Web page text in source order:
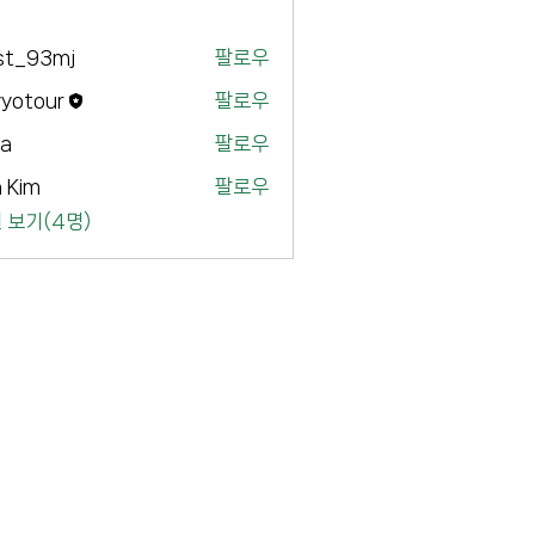
팔로우
팔로우
팔로우
Kim
팔로우
보기(4명)